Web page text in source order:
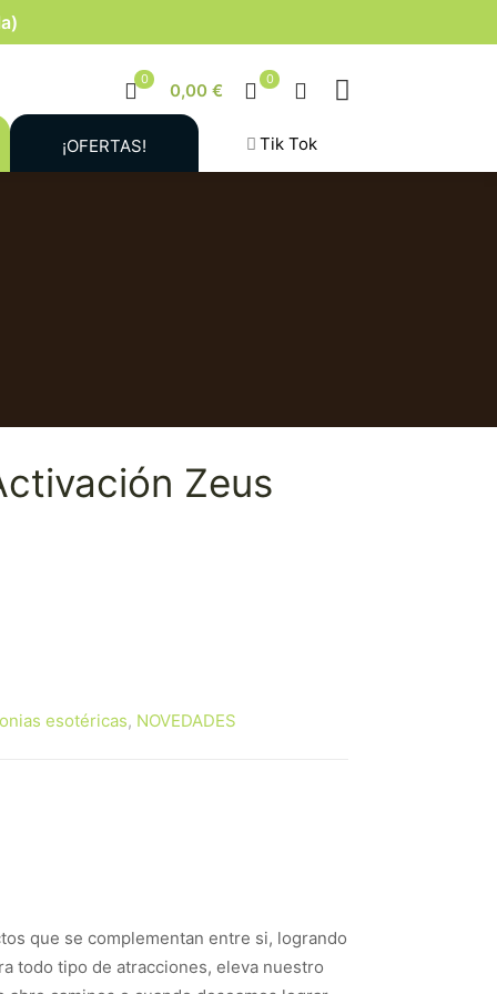
0
0,00 €
0
¡OFERTAS! Tik Tok
Zeus
esotéricas, NOVEDADES
que se complementan entre si, logrando
todo tipo de atracciones, eleva nuestro